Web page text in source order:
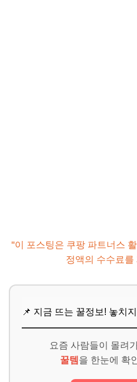
"이 포스팅은 쿠팡 파트너스
정액의 수수료를
📌 지금 뜨는 꿀정보! 놓치
요즘 사람들이 몰려
꿀템 을 한눈에 확